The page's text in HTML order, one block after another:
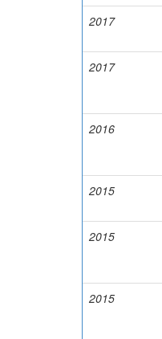
2017
2017
2016
2015
2015
2015